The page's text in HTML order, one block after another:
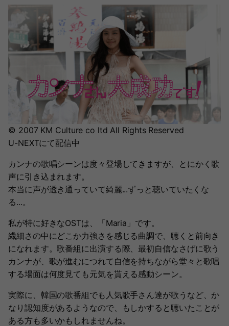
© 2007 KM Culture co ltd All Rights Reserved
U-NEXTにて配信中
カンナの歌唱シーンは度々登場してきますが、とにかく歌
声に引き込まれます。
本当に声が透き通っていて綺麗...ずっと聴いていたくな
る...。
私が特に好きなOSTは、「Maria」です。
繊細さの中にどこか力強さを感じる曲調で、聴くと前向き
になれます。歌番組に出演する際、最初自信なさげに歌う
カンナが、歌が進むにつれて自信を持ちながら堂々と歌唱
する場面は何度見ても元気を貰える感動シーン。
実際に、韓国の歌番組でも人気歌手さん達が歌うなど、か
なり認知度があるようなので、もしかすると聴いたことが
ある方も多いかもしれませんね。